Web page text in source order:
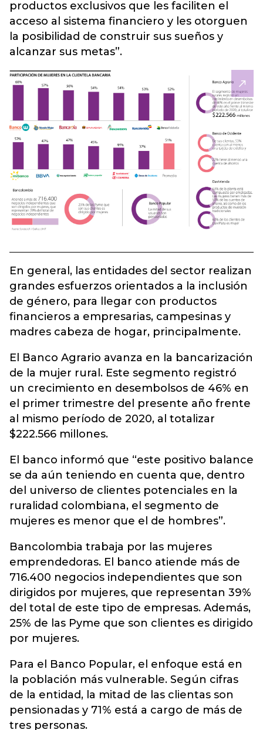
productos exclusivos que les faciliten el
acceso al sistema financiero y les otorguen
la posibilidad de construir sus sueños y
alcanzar sus metas”.
En general, las entidades del sector realizan
grandes esfuerzos orientados a la inclusión
de género, para llegar con productos
financieros a empresarias, campesinas y
madres cabeza de hogar, principalmente.
El Banco Agrario avanza en la bancarización
de la mujer rural. Este segmento registró
un crecimiento en desembolsos de 46% en
el primer trimestre del presente año frente
al mismo período de 2020, al totalizar
$222.566 millones.
El banco informó que “este positivo balance
se da aún teniendo en cuenta que, dentro
del universo de clientes potenciales en la
ruralidad colombiana, el segmento de
mujeres es menor que el de hombres”.
Bancolombia trabaja por las mujeres
emprendedoras. El banco atiende más de
716.400 negocios independientes que son
dirigidos por mujeres, que representan 39%
del total de este tipo de empresas. Además,
25% de las Pyme que son clientes es dirigido
por mujeres.
Para el Banco Popular, el enfoque está en
la población más vulnerable. Según cifras
de la entidad, la mitad de las clientas son
pensionadas y 71% está a cargo de más de
tres personas.